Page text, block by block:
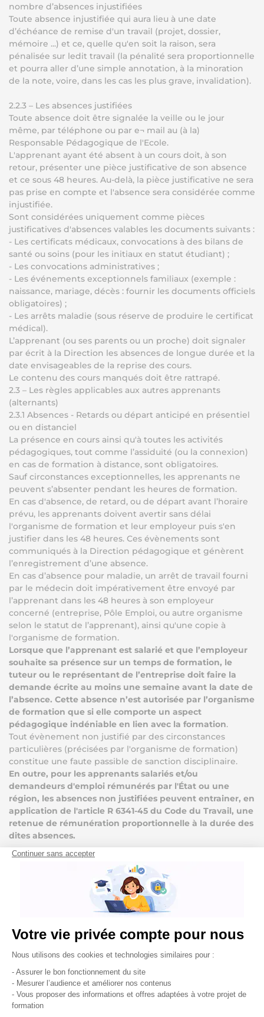
nombre d’absences injustifiées
Toute absence injustifiée qui aura lieu à une date
d’échéance de remise d'un travail (projet, dossier,
mémoire ...) et ce, quelle qu'en soit la raison, sera
pénalisée sur ledit travail (la pénalité sera proportionnelle
et pourra aller d’une simple annotation, à la minoration
de la note, voire, dans les cas les plus grave, invalidation).
2.2.3 – Les absences justifiées
Toute absence doit être signalée la veille ou le jour
même, par téléphone ou par e¬ mail au (à la)
Responsable Pédagogique de l'Ecole.
L'apprenant ayant été absent à un cours doit, à son
retour, présenter une pièce justificative de son absence
et ce sous 48 heures. Au-delà, la pièce justificative ne sera
pas prise en compte et l'absence sera considérée comme
injustifiée.
Sont considérées uniquement comme pièces
justificatives d'absences valables les documents suivants :
- Les certificats médicaux, convocations à des bilans de
santé ou soins (pour les initiaux en statut étudiant) ;
- Les convocations administratives ;
- Les événements exceptionnels familiaux (exemple :
naissance, mariage, décès : fournir les documents officiels
obligatoires) ;
- Les arrêts maladie (sous réserve de produire le certificat
médical).
L’apprenant (ou ses parents ou un proche) doit signaler
par écrit à la Direction les absences de longue durée et la
date envisageables de la reprise des cours.
Le contenu des cours manqués doit être rattrapé.
2.3 – Les règles applicables aux autres apprenants
(alternants)
2.3.1 Absences - Retards ou départ anticipé en présentiel
ou en distanciel
La présence en cours ainsi qu'à toutes les activités
pédagogiques, tout comme l’assiduité (ou la connexion)
en cas de formation à distance, sont obligatoires.
Sauf circonstances exceptionnelles, les apprenants ne
peuvent s’absenter pendant les heures de formation.
En cas d'absence, de retard, ou de départ avant l’horaire
prévu, les apprenants doivent avertir sans délai
l'organisme de formation et leur employeur puis s'en
justifier dans les 48 heures. Ces évènements sont
communiqués à la Direction pédagogique et génèrent
l’enregistrement d’une absence.
En cas d’absence pour maladie, un arrêt de travail fourni
par le médecin doit impérativement être envoyé par
l’apprenant dans les 48 heures à son employeur
concerné (entreprise, Pôle Emploi, ou autre organisme
selon le statut de l’apprenant), ainsi qu'une copie à
l'organisme de formation.
Lorsque que l’apprenant est salarié et que l’employeur
souhaite sa présence sur un temps de formation, le
tuteur ou le représentant de l’entreprise doit faire la
demande écrite au moins une semaine avant la date de
l’absence. Cette absence n’est autorisée par l’organisme
de formation que si elle comporte un aspect
pédagogique indéniable en lien avec la formation.
Tout évènement non justifié par des circonstances
particulières (précisées par l'organisme de formation)
constitue une faute passible de sanction disciplinaire.
En outre, pour les apprenants salariés et/ou
demandeurs d'emploi rémunérés par l'État ou une
région, les absences non justifiées peuvent entrainer, en
application de l'article R 6341-45 du Code du Travail, une
retenue de rémunération proportionnelle à la durée des
dites absences.
SECTION 3 – REGLES RELATIVES AU COMPORTEMENT ET
A LA TENUE VESTIMENTAIRE (TOUTES CATEGORIES
Les apprenants sont invités à se présenter en tenue
vestimentaire correcte.
comportement garantissant le respect des règles
collectivité et le bon déroulement des formations.
La Direction se réserve le droit de refuser l’entrée à tout
apprenant dont la tenue ou le comportement ne serait
pas correct.
De même, tout enseignant est fondé à demander à un